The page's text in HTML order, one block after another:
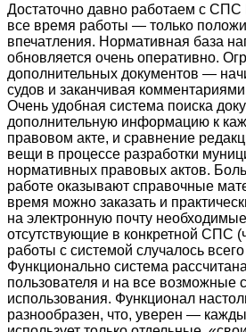
Достаточно давно работаем с СПС
все время работы — только
впечатления. Нормативная база
обновляется очень оперативно.
дополнительных документов —
судов и заканчивая
Очень удобная система поиска
дополнительную информацию к
правовом акте, и сравнение
вещи в процессе разработки
нормативных правовых актов.
работе оказывают справочные
время можно заказать и
на электронную почту
отсутствующие в конкретной СПС
работы с системой случалось
Функционально система
пользователя и на все возможные
использования. Функционал
разнообразен, что, уверен —